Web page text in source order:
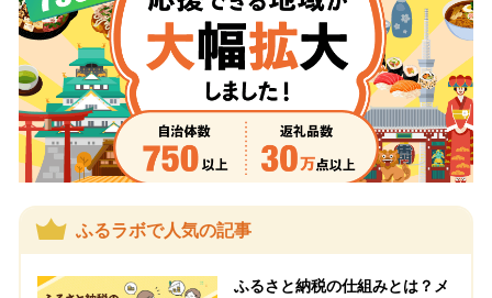
ふるラボで人気の記事
ふるさと納税の仕組みとは？メ